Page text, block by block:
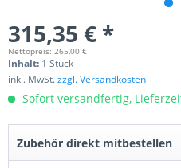
315,35 € *
Nettopreis: 265,00 €
Inhalt: 1 Stück
inkl. MwSt.zzgl. Versandkosten
Sofort versandfertig,
Zubehör direkt mitbestellen